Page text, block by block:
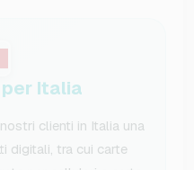
per Italia
clienti in Italia una
digitali, tra cui carte